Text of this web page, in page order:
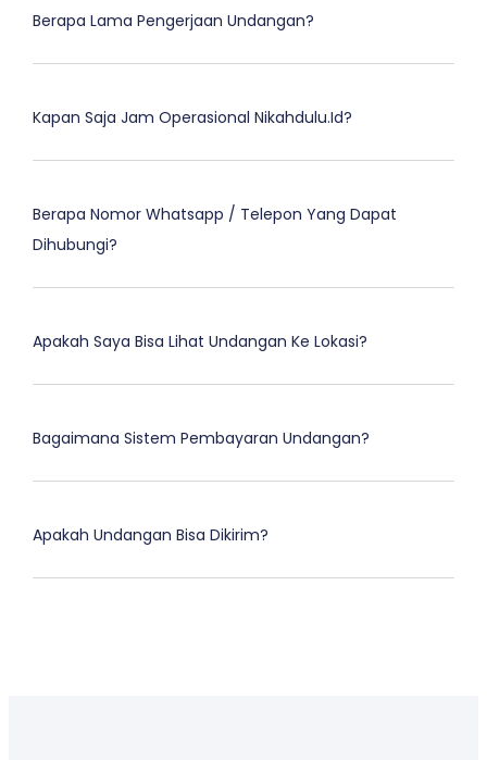
Berapa Lama Pengerjaan Undangan?
Kapan Saja Jam Operasional Nikahdulu.id?
Berapa Nomor Whatsapp / Telepon Yang Dapat
Dihubungi?
Apakah Saya Bisa Lihat Undangan Ke Lokasi?
Bagaimana Sistem Pembayaran Undangan?
Apakah Undangan Bisa Dikirim?